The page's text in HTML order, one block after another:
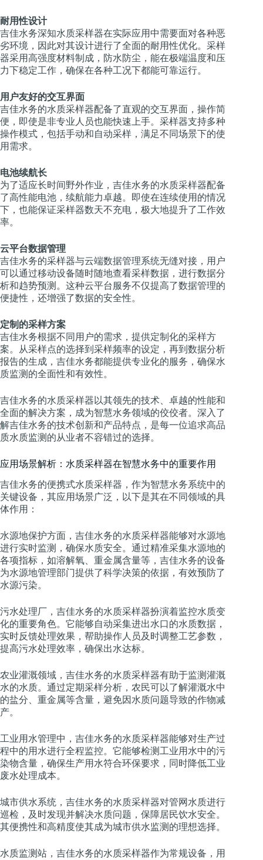
耐用性设计
吉佳水务深知水质采样器在实际应用中需要面对各种恶
劣环境，因此对其设计进行了全面的耐用性优化。采样
器采用高强度材料制成，防水防尘，能在极端温度和压
力下稳定工作，确保在各种工况下都能可靠运行。
用户友好的交互界面
吉佳水务的水质采样器配备了直观的交互界面，操作简
便，即使是非专业人员也能快速上手。采样器支持多种
操作模式，包括手动和自动采样，满足不同场景下的使
用需求。
电池续航长
为了适应长时间野外作业，吉佳水务的水质采样器配备
了高性能电池，续航能力卓越。即使在连续使用的情况
下，也能保证采样器数天不充电，极大地提升了工作效
率。
云平台数据管理
吉佳水务的采样器与云端数据管理系统无缝对接，用户
可以通过移动设备随时随地查看采样数据，进行数据分
析和趋势预测。这种云平台服务不仅提高了数据管理的
便捷性，还增强了数据的安全性。
定制的采样方案
吉佳水务根据不同用户的需求，提供定制化的采样方
案。从采样点的选择到采样频率的设定，再到数据分析
报告的生成，吉佳水务都能提供专业化的服务，确保水
质监测的全面性和有效性。
吉佳水务的水质采样器以其领先的技术、卓越的性能和
全面的解决方案，成为智慧水务领域的佼佼者。深入了
解吉佳水务的技术创新和产品特点，是每一位追求高品
质水质监测的从业者不容错过的选择。
应用场景解析：水质采样器在智慧水务中的重要作用
吉佳水务的便携式水质采样器，作为智慧水务系统中的
关键设备，其应用场景广泛，以下是其在不同领域的具
体作用：
水源地保护方面，吉佳水务的水质采样器能够对水源地
进行实时监测，确保水质安全。通过精准采集水源地的
各项指标，如溶解氧、重金属含量等，吉佳水务的设备
为水源地管理部门提供了科学决策的依据，有效预防了
水源污染。
污水处理厂，吉佳水务的水质采样器扮演着监控水质变
化的重要角色。它能够自动采集进出水口的水质数据，
实时反馈处理效果，帮助操作人员及时调整工艺参数，
提高污水处理效率，确保出水达标。
农业灌溉领域，吉佳水务的水质采样器有助于监测灌溉
水的水质。通过定期采样分析，农民可以了解灌溉水中
的盐分、重金属等含量，避免因水质问题导致的作物减
产。
工业用水管理中，吉佳水务的水质采样器能够对生产过
程中的用水进行全程监控。它能够检测工业用水中的污
染物含量，确保生产用水符合环保要求，同时降低工业
废水处理成本。
城市供水系统，吉佳水务的水质采样器对管网水质进行
巡检，及时发现并解决水质问题，保障居民饮水安全。
其便携性和高精度使其成为城市供水监测的理想选择。
水质监测站，吉佳水务的水质采样器作为常规设备，用